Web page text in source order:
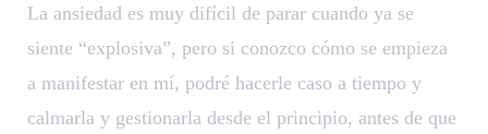
La ansiedad es muy difícil de parar cuando ya se
siente “explosiva”, pero si conozco cómo se empieza
a manifestar en mí, podré hacerle caso a tiempo y
calmarla y gestionarla desde el principio, antes de que